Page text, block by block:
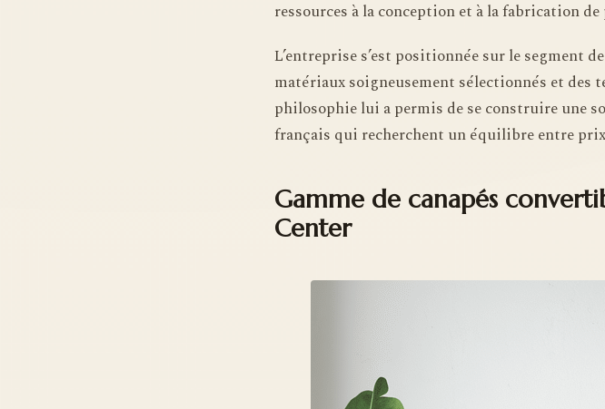
ressources à la conception et à la fabrication
L’entreprise s’est positionnée sur le segment
matériaux soigneusement sélectionnés et des
philosophie lui a permis de se construire une
français qui recherchent un équilibre entre
Gamme de canapés
Center